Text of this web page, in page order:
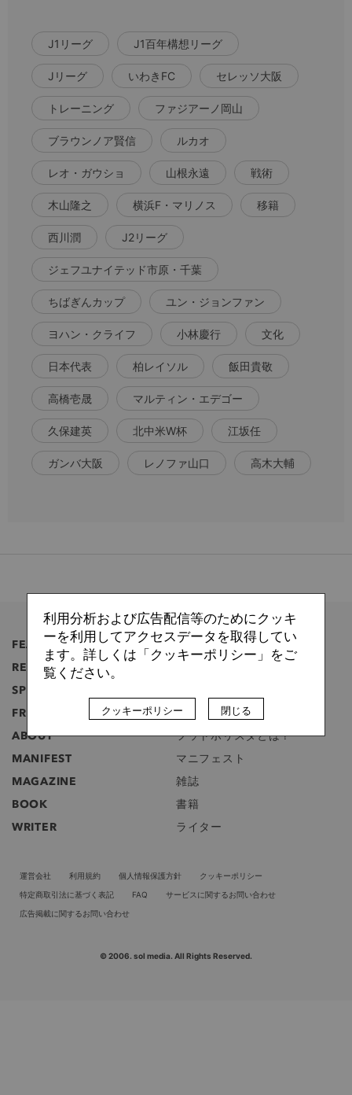
J1リーグ J1百年構想リーグ
Jリーグ いわきFC セレッソ大阪
トレーニング ファジアーノ岡山
ブラウンノア賢信 ルカオ
レオ・ガウショ 山根永遠 戦術
木山隆之 横浜F・マリノス 移籍
西川潤 J2リーグ
ジェフユナイテッド市原・千葉
ちばぎんカップ ユン・ジョンファン
ヨハン・クライフ 小林慶行 文化
日本代表 柏レイソル 飯田貴敬
高橋壱晟 マルティン・エデゴー
久保建英 北中米W杯 江坂任
ガンバ大阪 レノファ山口 高木大輔
FEATURE
特集
REGULAR
SPECIAL
FREE
無料記事
ABOUT
フットボリスタとは？
MANIFEST
マニフェスト
MAGAZINE
雑誌
BOOK
書籍
WRITER
ライター
運営会社 利用規約 個人情報保護方針
クッキーポリシー
特定商取引法に基づく表記
FAQ
サービスに関するお問い合わせ
広告掲載に関するお問い合わせ
© 2006. sol media. All Rights Reserved.
利用分析および広告配信等のためにクッキ
ーを利用してアクセスデータを取得してい
ます。詳しくは「クッキーポリシー」をご
覧ください。
クッキーポリシー 閉じる